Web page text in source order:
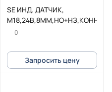
SE ИНД. ДАТЧИК,
0
Запросить цену